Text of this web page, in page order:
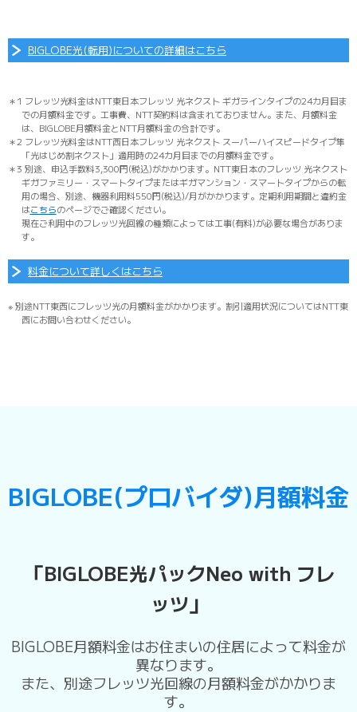
BIGLOBE光(転用)についての詳細はこちら
＊1 フレッツ光料金はNTT東日本フレッツ 光ネクスト ギガラインタイプの24カ月目ま
での月額料金です。工事費、NTT契約料は含まれておりません。また、月額料金
は、BIGLOBE月額料金とNTT月額料金の合計です。
＊2 フレッツ光料金はNTT西日本フレッツ 光ネクスト スーパーハイスピードタイプ隼
「光はじめ割ネクスト」適用時の24カ月目までの月額料金です。
＊3 別途、申込手数料3,300円(税込)がかかります。NTT東日本のフレッツ 光ネクスト
ギガファミリー・スマートタイプまたはギガマンション・スマートタイプからの転
用の場合、別途、機器利用料550円(税込)/月がかかります。定期利用期間と違約金
はこちらのページでご確認ください。
現在ご利用中のフレッツ光回線の種類によっては工事(有料)が必要な場合がありま
す。
料金について詳しくはこちら
※ 別途NTT東西にフレッツ光の月額料金がかかります。割引適用状況についてはNTT東
西にお問い合わせください。
BIGLOBE(プロバイダ)月額料金
「BIGLOBE光パックNeo with フレ
ッツ」
BIGLOBE月額料金はお住まいの住居によって料金が
異なります。
また、別途フレッツ光回線の月額料金がかかりま
す。